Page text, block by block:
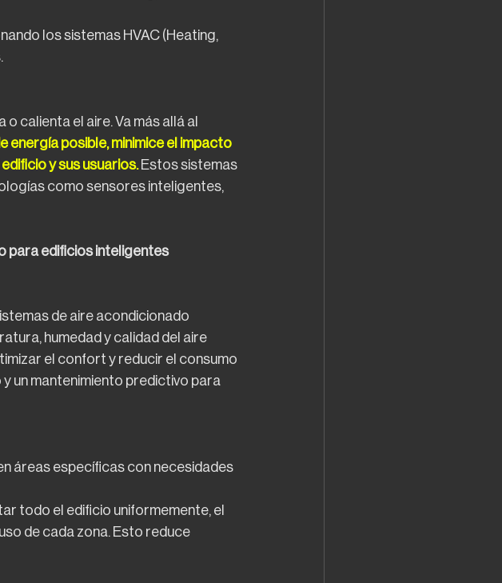
los sistemas HVAC (Heating,
calienta el aire. Va más allá al
energía posible, minimice el impacto
y sus usuarios. Estos sistemas
como sensores inteligentes,
para edificios inteligentes
de aire acondicionado
humedad y calidad del aire
el confort y reducir el consumo
un mantenimiento predictivo para
áreas específicas con necesidades
todo el edificio uniformemente, el
de cada zona. Esto reduce